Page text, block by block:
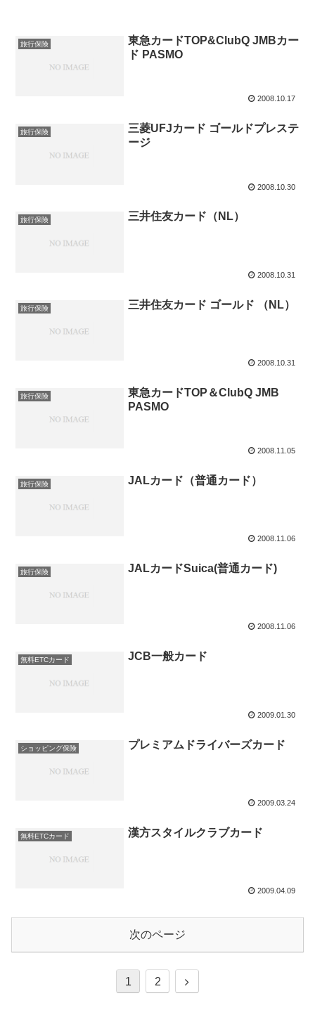
旅行保険
東急カードTOP&ClubQ JMBカー
ド PASMO
2008.10.17
旅行保険
三菱UFJカード ゴールドプレステ
ージ
2008.10.30
旅行保険 三井住友カード（NL）
2008.10.31
旅行保険 三井住友カード ゴールド （NL）
2008.10.31
旅行保険
東急カードTOP＆ClubQ JMB
PASMO
2008.11.05
旅行保険 JALカード（普通カード）
2008.11.06
旅行保険 JALカードSuica(普通カード)
2008.11.06
無料ETCカード JCB一般カード
2009.01.30
ショッピング保険 プレミアムドライバーズカード
2009.03.24
無料ETCカード 漢方スタイルクラブカード
2009.04.09
次のページ
1 2
次